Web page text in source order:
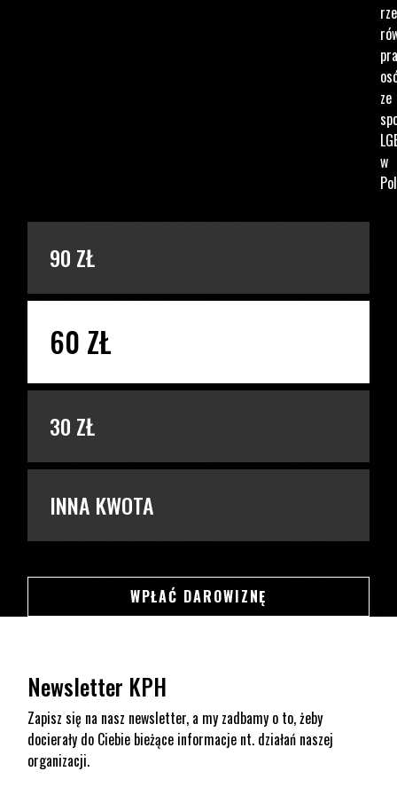
ze
w
90 ZŁ
60 ZŁ
30 ZŁ
INNA KWOTA
PODAJ KWOTĘ
WPŁAĆ DAROWIZNĘ
Newsletter KPH
Zapisz się na nasz newsletter, a my zadbamy o to, żeby
docierały do Ciebie bieżące informacje nt. działań naszej
organizacji.